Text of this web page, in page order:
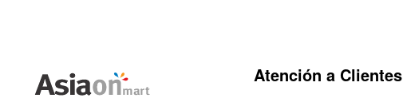
Atención a Clientes